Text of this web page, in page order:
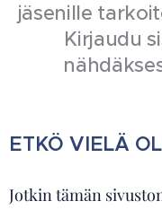
jäsenille
Kirjaudu
ETKÖ VIELÄ
Jotkin tämän